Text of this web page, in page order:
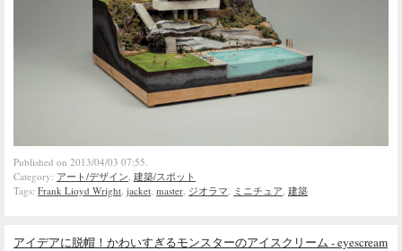
Published on 2013/04/03 07:55.
Category: アート/デザイン 建築/スポット
Tags: Frank Lioyd Wright jacket master ジオラマ ミニチュア 建築
アイデアに脱帽！かわいすぎるモンスターのアイスクリーム - eyescream